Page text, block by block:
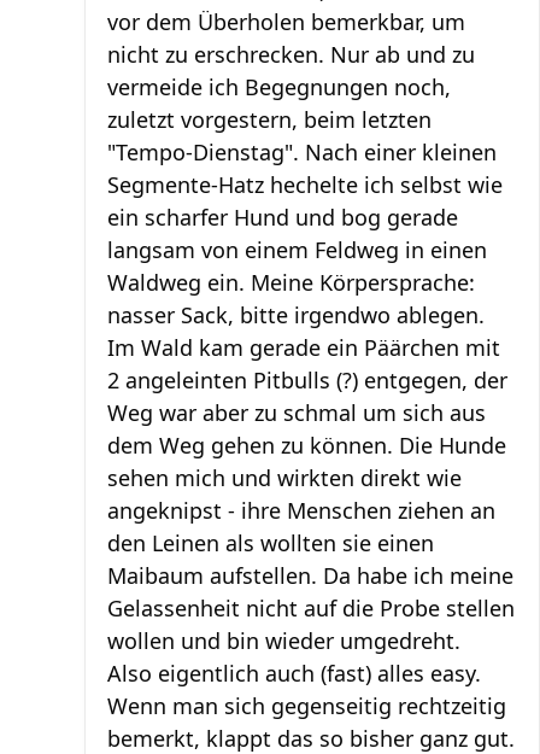
vor dem Überholen bemerkbar, um
nicht zu erschrecken. Nur ab und zu
vermeide ich Begegnungen noch,
zuletzt vorgestern, beim letzten
"Tempo-Dienstag". Nach einer kleinen
Segmente-Hatz hechelte ich selbst wie
ein scharfer Hund und bog gerade
langsam von einem Feldweg in einen
Waldweg ein. Meine Körpersprache:
nasser Sack, bitte irgendwo ablegen.
Im Wald kam gerade ein Päärchen mit
2 angeleinten Pitbulls (?) entgegen, der
Weg war aber zu schmal um sich aus
dem Weg gehen zu können. Die Hunde
sehen mich und wirkten direkt wie
angeknipst - ihre Menschen ziehen an
den Leinen als wollten sie einen
Maibaum aufstellen. Da habe ich meine
Gelassenheit nicht auf die Probe stellen
wollen und bin wieder umgedreht.
Also eigentlich auch (fast) alles easy.
Wenn man sich gegenseitig rechtzeitig
bemerkt, klappt das so bisher ganz gut.